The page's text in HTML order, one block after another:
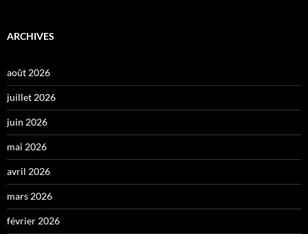
ARCHIVES
août 2026
juillet 2026
juin 2026
mai 2026
avril 2026
mars 2026
février 2026